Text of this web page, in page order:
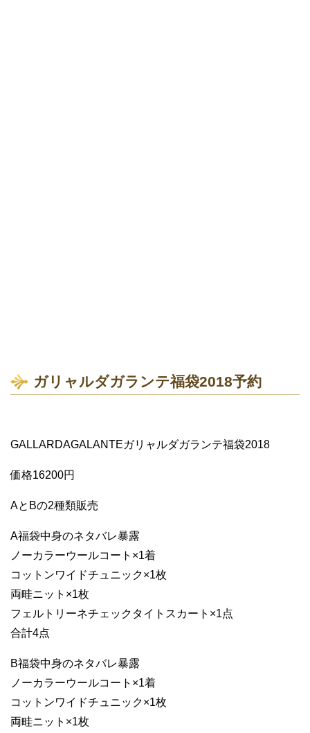
ガリャルダガランテ福袋2018予約
GALLARDAGALANTEガリャルダガランテ福袋2018
価格16200円
AとBの2種類販売
A福袋中身のネタバレ暴露
ノーカラーウールコート×1着
コットンワイドチュニック×1枚
両畦ニット×1枚
フェルトリーネチェックタイトスカート×1点
合計4点
B福袋中身のネタバレ暴露
ノーカラーウールコート×1着
コットンワイドチュニック×1枚
両畦ニット×1枚